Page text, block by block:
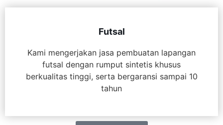
Futsal
Kami mengerjakan jasa pembuatan lapangan
futsal dengan rumput sintetis khusus
berkualitas tinggi, serta bergaransi sampai 10
tahun